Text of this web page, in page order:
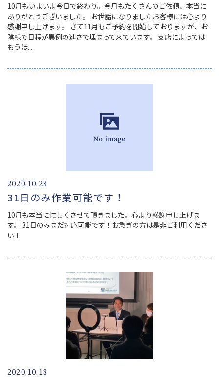
10月もいよいよ今日で終わり。今月もたくさんのご依頼、本当に
ありがとうございました。 お世話になりましたお客様には心より
感謝申し上げます。 さて11月もご予約を開始しておりますが、お
陰様で日程が異例の速さで埋まって来ています。 支店によっては
もうほ...
2020.10.28
31日のみ作業可能です！
10月も本当に忙しくさせて頂きました。心より感謝申し上げま
す。 31日のみまだ対応可能です！お急ぎの方は是非ご利用くださ
い！
2020.10.18